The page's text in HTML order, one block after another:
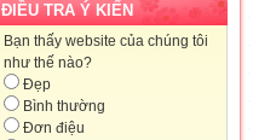
ĐIỀU TRA Ý KIẾN
Bạn thấy website của chúng tôi
như thế nào?
Đẹp
Bình thường
Đơn điệu